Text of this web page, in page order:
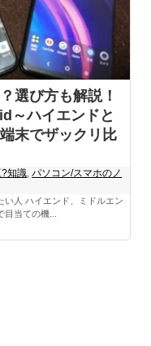
選び方も解説！
～ハイエンドと
末でザックリ比
?知識,パソコン/スマホのノ
い人 ハイエンド、ミドルエン
当ての機...